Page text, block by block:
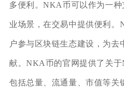
多便利。NKA币可以作为一
业场景，在交易中提供便利。
户参与区块链生态建设，为去
献。NKA币的官网提供了关于
包括总量、流通量、市值等关